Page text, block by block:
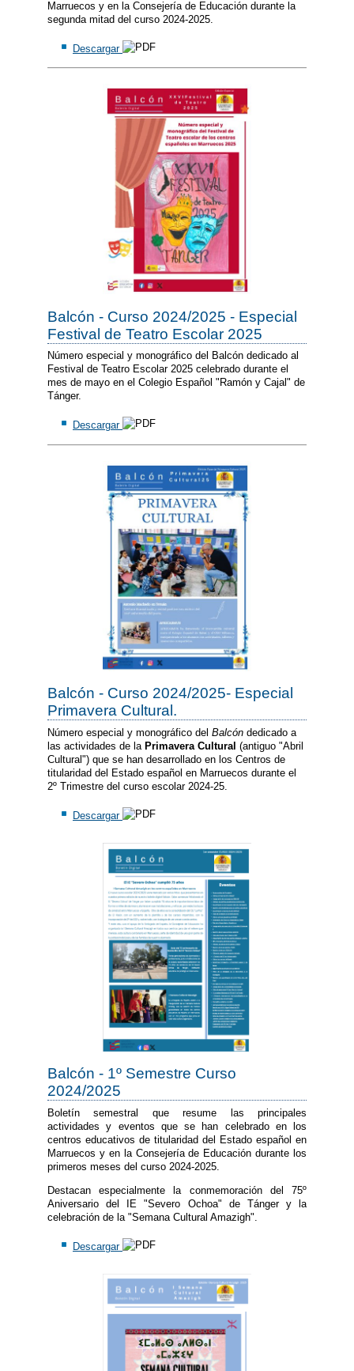
Marruecos y en la Consejería de Educación durante la
segunda mitad del curso 2024-2025.
Descargar
Balcón - Curso 2024/2025 - Especial
Festival de Teatro Escolar 2025
Número especial y monográfico del Balcón dedicado al
Festival de Teatro Escolar 2025 celebrado durante el
mes de mayo en el Colegio Español "Ramón y Cajal" de
Tánger.
Descargar
Balcón - Curso 2024/2025- Especial
Primavera Cultural.
Número especial y monográfico del Balcón dedicado a
las actividades de la Primavera Cultural (antiguo "Abril
Cultural") que se han desarrollado en los Centros de
titularidad del Estado español en Marruecos durante el
2º Trimestre del curso escolar 2024-25.
Descargar
Balcón - 1º Semestre Curso
2024/2025
Boletín semestral que resume las principales
actividades y eventos que se han celebrado en los
centros educativos de titularidad del Estado español en
Marruecos y en la Consejería de Educación durante los
primeros meses del curso 2024-2025.
Destacan especialmente la conmemoración del 75º
Aniversario del IE "Severo Ochoa" de Tánger y la
celebración de la "Semana Cultural Amazigh".
Descargar